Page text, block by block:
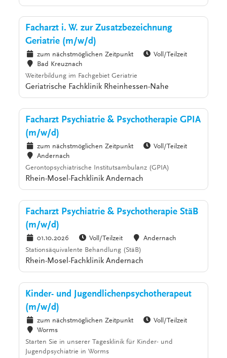
Facharzt i. W. zur Zusatzbezeichnung
Geriatrie (m/w/d)
zum nächstmöglichen Zeitpunkt
Voll/Teilzeit
Bad Kreuznach
Weiterbildung im Fachgebiet Geriatrie
Geriatrische Fachklinik Rheinhessen-Nahe
Facharzt Psychiatrie & Psychotherapie GPIA
(m/w/d)
zum nächstmöglichen Zeitpunkt
Voll/Teilzeit
Andernach
Gerontopsychiatrische Institutsambulanz (GPIA)
Rhein-Mosel-Fachklinik Andernach
Facharzt Psychiatrie & Psychotherapie StäB
(m/w/d)
01.10.2026 Voll/Teilzeit
Andernach
Stationsäquivalente Behandlung (StäB)
Rhein-Mosel-Fachklinik Andernach
Kinder- und Jugendlichenpsychotherapeut
(m/w/d)
zum nächstmöglichen Zeitpunkt
Voll/Teilzeit
Worms
Starten Sie in unserer Tagesklinik für Kinder- und
Jugendpsychiatrie in Worms